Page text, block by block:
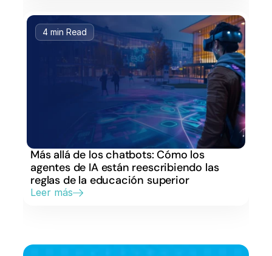
4 min Read
Más allá de los chatbots: Cómo los
agentes de IA están reescribiendo las
reglas de la educación superior
Leer más